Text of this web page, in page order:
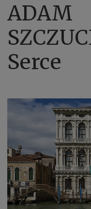
ADAM
Serce